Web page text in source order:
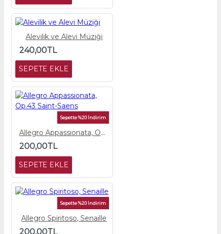
Alevilik ve Alevi Müziği
240,00TL
SEPETE EKLE
Sepette %20 İndirim
Allegro Appassionata, Op.43 Saint-Saens
200,00TL
SEPETE EKLE
Sepette %20 İndirim
Allegro Spiritoso, Senaille
200,00TL